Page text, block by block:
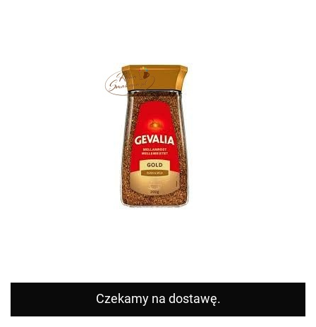
Czekamy na dostawę.